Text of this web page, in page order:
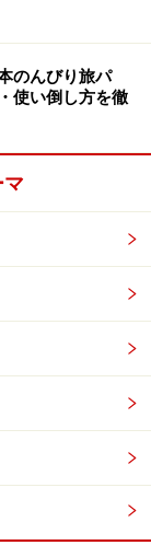
運転
つ物語」
）（新潟県、
」
を牽引し、新
長時間の旅を
トスペース付
ジョルームと
ーン車と、賑
のんびり旅パ
使い倒し方を徹